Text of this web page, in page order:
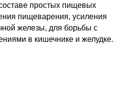
простых пищевых
пищеварения, усиления
железы, для борьбы с
в кишечнике и желудке.